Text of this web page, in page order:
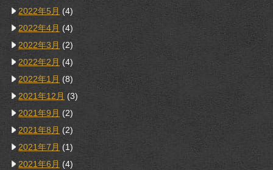
2022年5月 (4)
2022年4月 (4)
2022年3月 (2)
2022年2月 (4)
2022年1月 (8)
2021年12月 (3)
2021年9月 (2)
2021年8月 (2)
2021年7月 (1)
2021年6月 (4)